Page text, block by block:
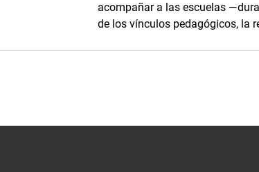
acompañar a las escuelas
de los vínculos pedagógicos, la